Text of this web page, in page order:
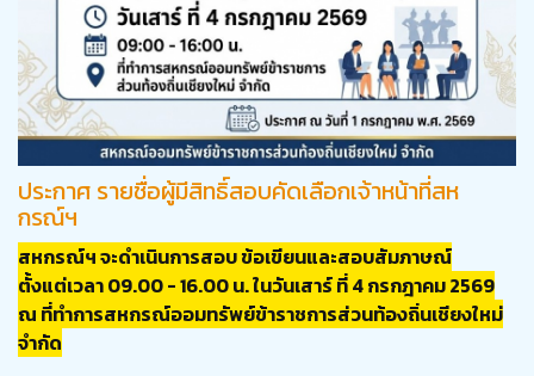
ประกาศ รายชื่อผู้มีสิทธิ์สอบคัดเลือกเจ้าหน้าที่สห
กรณ์ฯ
สหกรณ์ฯ จะดำเนินการสอบ ข้อเขียนและสอบสัมภาษณ์
ตั้งแต่เวลา 09.00 - 16.00 น. ในวันเสาร์ ที่ 4 กรกฎาคม 2569
ณ ที่ทำการสหกรณ์ออมทรัพย์ข้าราชการส่วนท้องถิ่นเชียงใหม่
จำกัด